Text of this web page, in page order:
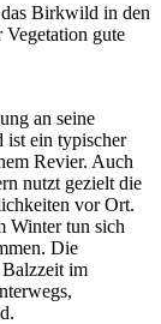
Birkwild in den
gute
an seine
ist ein typischer
Revier. Auch
nutzt gezielt die
vor Ort.
Winter tun sich
Die
im